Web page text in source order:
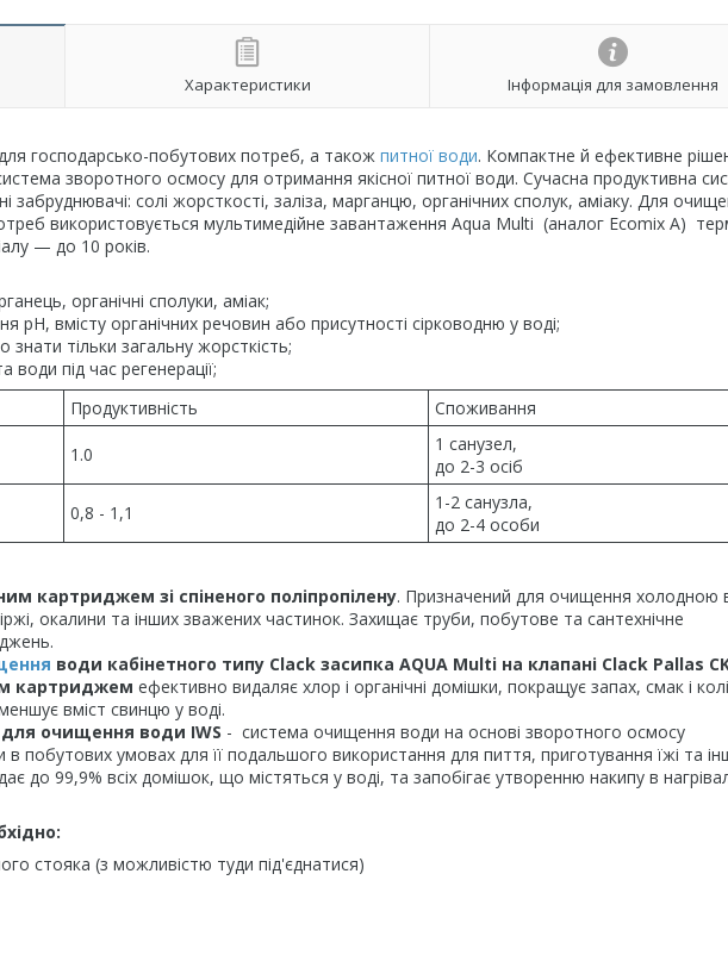
Характеристики Інформація для замовлення
господарсько-побутових потреб, а також питної води. Компактне й ефективне
зворотного осмосу для отримання якісної питної води. Сучасна продуктивна
солі жорсткості, заліза, марганцю, органічних сполук, аміаку. Для
використовується мультимедійне завантаження Aqua Multi (аналог Ecomix A)
— до 10 років.
органічні сполуки, аміак;
pH, вмісту органічних речовин або присутності сірководню у воді;
тільки загальну жорсткість;
води під час регенерації;
Продуктивність Споживання
1.0
1 санузел,
до 2-3 осіб
0,8 - 1,1
1-2 санузла,
до 2-4 особи
картриджем зі спіненого поліпропілену. Призначений для очищення холодною
іржі, окалини та інших зважених частинок. Захищає труби, побутове та сантехнічне
води кабінетного типу Clack засипка AQUA Multi на клапані Clack Pallas
картриджем ефективно видаляє хлор і органічні домішки, покращує запах, смак і
вміст свинцю у воді.
очищення води IWS - система очищення води на основі зворотного осмосу
побутових умовах для її подальшого використання для пиття, приготування їжі та
до 99,9% всіх домішок, що містяться у воді, та запобігає утворенню накипу в
стояка (з можливістю туди під'єднатися)